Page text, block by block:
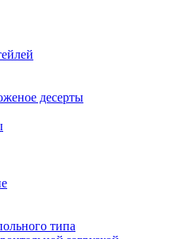
десерты
типа